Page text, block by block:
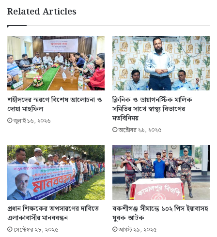
Related Articles
শহীদদের স্মরণে বিশেষ আলোচনা ও
দোয়া মাহফিল
জুলাই ১৬, ২০২৬
ক্লিনিক ও ডায়াগনস্টিক মালিক
সমিতির সাথে স্বাস্থ্য বিভাগের
মতবিনিময়
অক্টোবর ২৯, ২০২৫
প্রধান শিক্ষকের অপসারণের দাবিতে
এলাকাবাসীর মানববন্ধন
সেপ্টেম্বর ২৮, ২০২৫
বকশীগঞ্জ সীমান্তে ১০২ পিস ইয়াবাসহ
যুবক আটক
আগস্ট ২৯, ২০২৫